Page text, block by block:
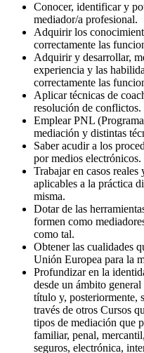
Conocer, identificar y
mediador/a profesional.
Adquirir los
correctamente las
Adquirir y desarrollar,
experiencia y las
correctamente las
Aplicar técnicas de
resolución de conflictos.
Emplear PNL
mediación y distintas
Saber acudir a los
por medios electrónicos.
Trabajar en casos
aplicables a la práctica
misma.
Dotar de las
formen como
como tal.
Obtener las cualidades
Unión Europea para la
Profundizar en la
desde un ámbito
título y, posteriormente,
través de otros Cursos
tipos de mediación que
familiar, penal,
seguros, electrónica,